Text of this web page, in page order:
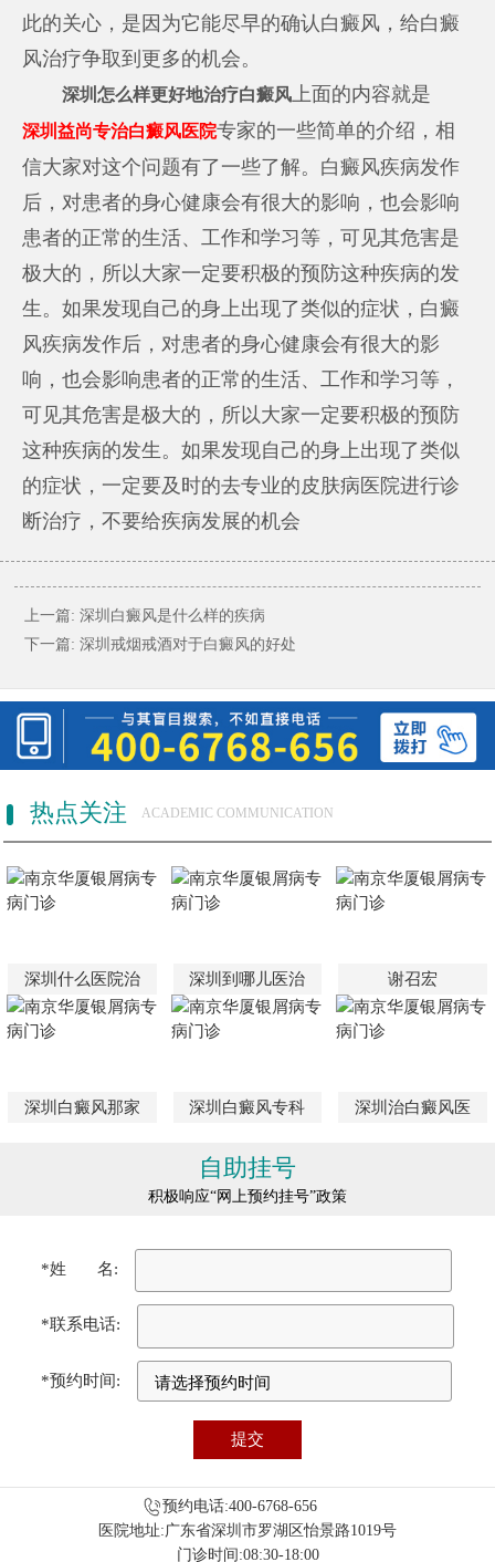
此的关心，是因为它能尽早的确认白癜风，给白癜
风治疗争取到更多的机会。
深圳怎么样更好地治疗白癜风 上面的内容就是
深圳益尚专治白癜风医院专家的一些简单的介绍，相
信大家对这个问题有了一些了解。白癜风疾病发作
后，对患者的身心健康会有很大的影响，也会影响
患者的正常的生活、工作和学习等，可见其危害是
极大的，所以大家一定要积极的预防这种疾病的发
生。如果发现自己的身上出现了类似的症状，白癜
风疾病发作后，对患者的身心健康会有很大的影
响，也会影响患者的正常的生活、工作和学习等，
可见其危害是极大的，所以大家一定要积极的预防
这种疾病的发生。如果发现自己的身上出现了类似
的症状，一定要及时的去专业的皮肤病医院进行诊
断治疗，不要给疾病发展的机会
上一篇: 深圳白癜风是什么样的疾病
下一篇: 深圳戒烟戒酒对于白癜风的好处
热点关注 ACADEMIC COMMUNICATION
深圳什么医院治 深圳到哪儿医治 谢召宏
深圳白癜风那家 深圳白癜风专科 深圳治白癜风医
自助挂号
积极响应“网上预约挂号”政策
*姓 名:
*联系电话:
*预约时间:
预约电话:400-6768-656
医院地址:广东省深圳市罗湖区怡景路1019号
门诊时间:08:30-18:00